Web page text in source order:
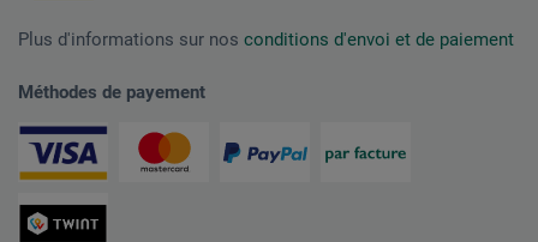
Plus d'informations sur nos conditions d'envoi et de paiement
Méthodes de payement